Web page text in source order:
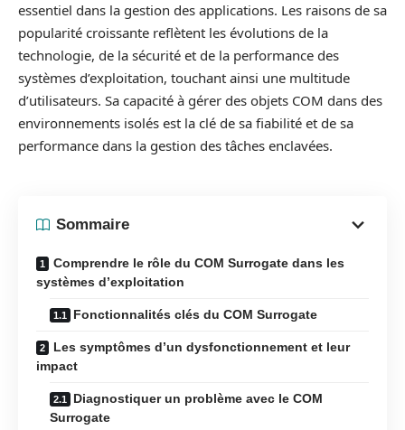
essentiel dans la gestion des applications. Les raisons de sa
popularité croissante reflètent les évolutions de la
technologie, de la sécurité et de la performance des
systèmes d’exploitation, touchant ainsi une multitude
d’utilisateurs. Sa capacité à gérer des objets COM dans des
environnements isolés est la clé de sa fiabilité et de sa
performance dans la gestion des tâches enclavées.
Sommaire
Comprendre le rôle du COM Surrogate dans les
systèmes d’exploitation
Fonctionnalités clés du COM Surrogate
Les symptômes d’un dysfonctionnement et leur
impact
Diagnostiquer un problème avec le COM
Surrogate